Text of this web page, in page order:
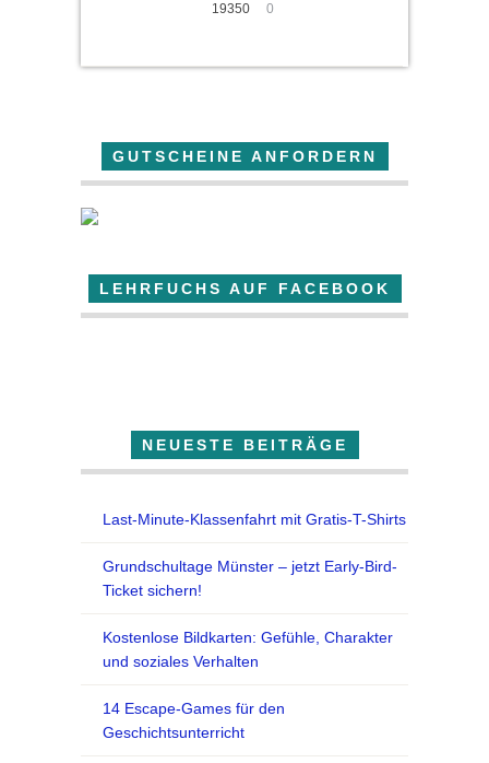
19350 0
GUTSCHEINE ANFORDERN
LEHRFUCHS AUF FACEBOOK
NEUESTE BEITRÄGE
Last-Minute-Klassenfahrt mit Gratis-T-Shirts
Grundschultage Münster – jetzt Early-Bird-
Ticket sichern!
Kostenlose Bildkarten: Gefühle, Charakter
und soziales Verhalten
14 Escape-Games für den
Geschichtsunterricht